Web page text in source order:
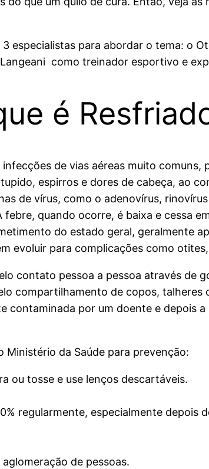
especialistas para abordar o tema: o
como treinador esportivo e
é
de vias aéreas muito
espirros e dores de cabeça, ao
de vírus, como o adenovírus,
quando ocorre, é baixa e cessa
do estado geral, geralmente
evoluir para complicações como
contato pessoa a pessoa através de
compartilhamento de copos,
contaminada por um doente e depois
Ministério da Saúde para prevenção:
ou tosse e use lenços descartáveis.
regularmente, especialmente
de pessoas.